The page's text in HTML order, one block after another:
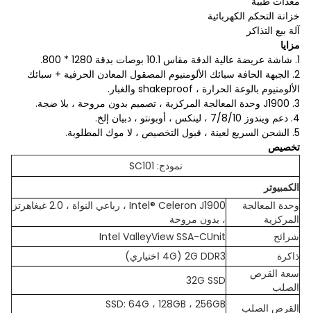
خزانة التحكم الكهربائية
آلة بيع التذاكر
مزايا
1. شاشة عريضة عالية الدقة مقاس 10.1 بوصات بدقة 1280 * 800.
2. الجبهة الحافة سبائك الألومنيوم المصقول المعادن الحرفية + سبائك
الألومنيوم بالوعة الحرارة ، shakeproof والغبار.
3. J1900 وحدة المعالجة المركزية ، تصميم بدون مروحة ، بلا ضجة.
4. دعم ويندوز 7/8/10 ، لينكس ، أوبونتو ، دبيان إلخ.
5. الشحن السريع لعينة ، قبول التخصيص ، لا موك المطلوبة.
تخصيص
نموذج: SC101
الكمبيوتر
وحدة المعالجة
المركزية
Intel® Celeron J1900 ، رباعي النواة ، 2.0 غيغاهرتز
، بدون مروحة
شرائح
Intel ValleyView SSA-CUnit
ذاكرة
2G DDR3 (4G اختياري)
سعة القرص
الصلب
32G SSD
القرص الصلب
SSD: 64G ، 128GB ، 256GB